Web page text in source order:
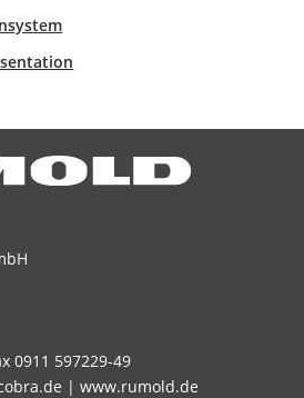
0911 597229-49
| www.rumold.de